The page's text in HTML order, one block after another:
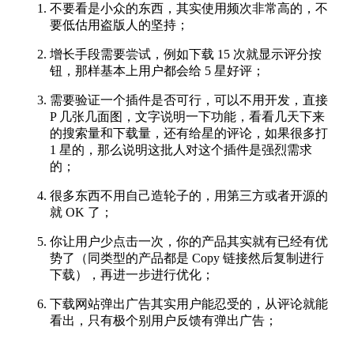
不要看是小众的东西，其实使用频次非常高的，不
要低估用盗版人的坚持；
增长手段需要尝试，例如下载 15 次就显示评分按
钮，那样基本上用户都会给 5 星好评；
需要验证一个插件是否可行，可以不用开发，直接
P 几张几面图，文字说明一下功能，看看几天下来
的搜索量和下载量，还有给星的评论，如果很多打
1 星的，那么说明这批人对这个插件是强烈需求
的；
很多东西不用自己造轮子的，用第三方或者开源的
就 OK 了；
你让用户少点击一次，你的产品其实就有已经有优
势了（同类型的产品都是 Copy 链接然后复制进行
下载），再进一步进行优化；
下载网站弹出广告其实用户能忍受的，从评论就能
看出，只有极个别用户反馈有弹出广告；